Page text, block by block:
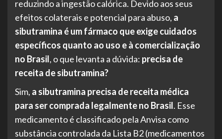
reduzindo a ingestão calórica. Devido aos seus
efeitos colaterais e potencial para abuso, a
sibutramina é um fármaco que exige cuidados
específicos quanto ao uso e à comercialização
no Brasil, o que levanta a dúvida: precisa de
receita de sibutramina?
Sim, a sibutramina precisa de receita médica
para ser comprada legalmente no Brasil. Esse
medicamento é classificado pela Anvisa como
substância controlada da Lista B2 (medicamentos